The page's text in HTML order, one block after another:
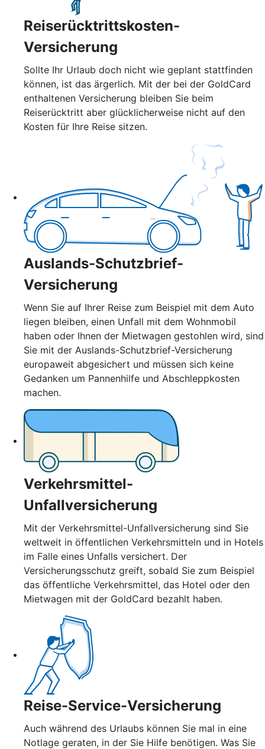
Reiserücktrittskosten-
Versicherung
Sollte Ihr Urlaub doch nicht wie geplant stattfinden
können, ist das ärgerlich. Mit der bei der GoldCard
enthaltenen Versicherung bleiben Sie beim
Reiserücktritt aber glücklicherweise nicht auf den
Kosten für Ihre Reise sitzen.
Auslands-Schutzbrief-
Versicherung
Wenn Sie auf Ihrer Reise zum Beispiel mit dem Auto
liegen bleiben, einen Unfall mit dem Wohnmobil
haben oder Ihnen der Mietwagen gestohlen wird, sind
Sie mit der Auslands-Schutzbrief-Versicherung
europaweit abgesichert und müssen sich keine
Gedanken um Pannenhilfe und Abschleppkosten
machen.
Verkehrsmittel-
Unfallversicherung
Mit der Verkehrsmittel-Unfallversicherung sind Sie
weltweit in öffentlichen Verkehrsmitteln und in Hotels
im Falle eines Unfalls versichert. Der
Versicherungsschutz greift, sobald Sie zum Beispiel
das öffentliche Verkehrsmittel, das Hotel oder den
Mietwagen mit der GoldCard bezahlt haben.
Reise-Service-Versicherung
Auch während des Urlaubs können Sie mal in eine
Notlage geraten, in der Sie Hilfe benötigen. Was Sie